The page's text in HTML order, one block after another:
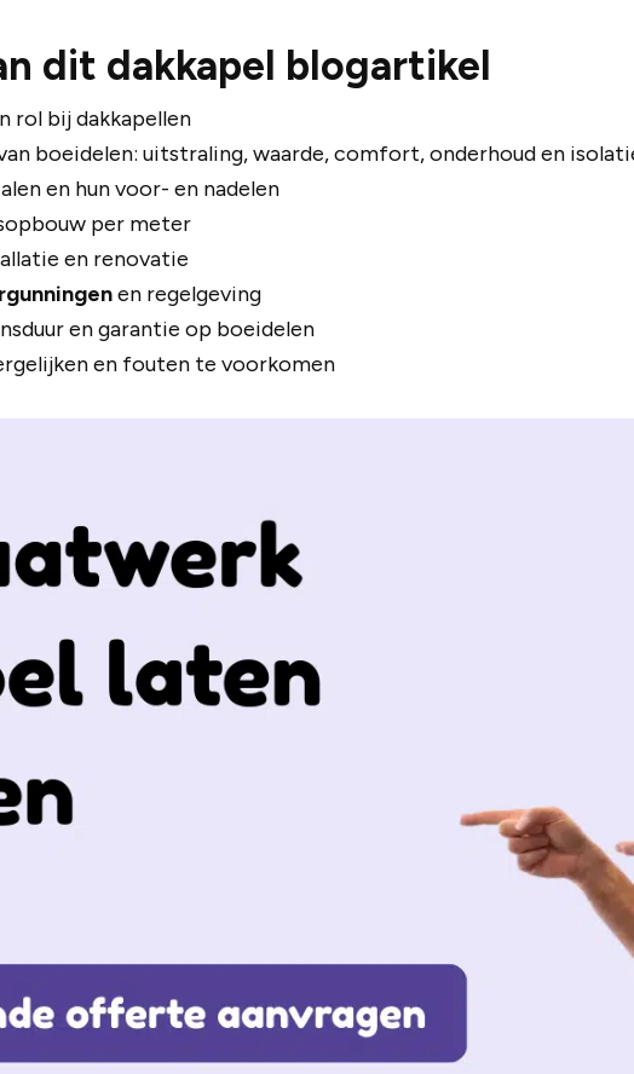
dit dakkapel blogartikel
rol bij dakkapellen
boeidelen: uitstraling, waarde, comfort, onderhoud en
en hun voor- en nadelen
per meter
en renovatie
en regelgeving
en garantie op boeidelen
en fouten te voorkomen